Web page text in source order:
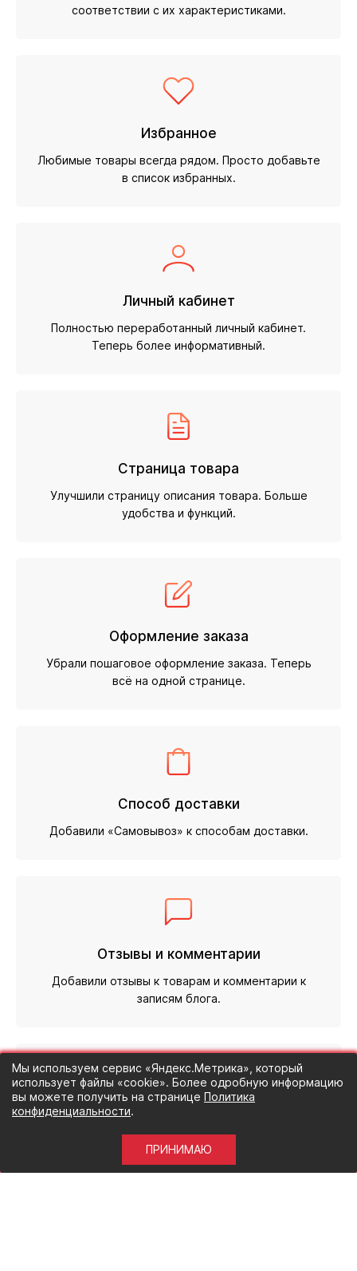
соответствии с их характеристиками.
Избранное
Любимые товары всегда рядом. Просто добавьте
в список избранных.
Личный кабинет
Полностью переработанный личный кабинет.
Теперь более информативный.
Страница товара
Улучшили страницу описания товара. Больше
удобства и функций.
Оформление заказа
Убрали пошаговое оформление заказа. Теперь
всё на одной странице.
Способ доставки
Добавили «Самовывоз» к способам доставки.
Отзывы и комментарии
Добавили отзывы к товарам и комментарии к
записям блога.
Новый раздел и, конечно, скидкам быть.
Мы используем сервис «Яндекс.Метрика», который
использует файлы «cookie». Более одробную информацию
вы можете получить на странице Политика
конфиденциальности.
ПРИНИМАЮ